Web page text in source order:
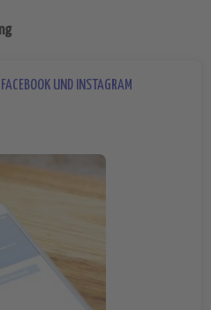
UND INSTAGRAM